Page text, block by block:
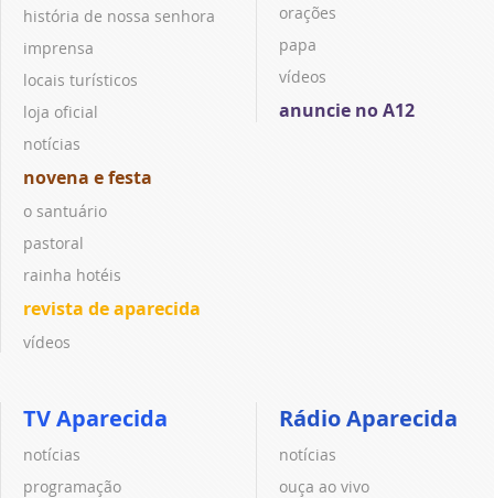
história de nossa senhora
imprensa
locais turísticos
loja oficial
notícias
novena e festa
o santuário
pastoral
rainha hotéis
revista de aparecida
vídeos
orações
papa
vídeos
anuncie no A12
TV Aparecida
notícias
programação
Rádio Aparecida
notícias
ouça ao vivo